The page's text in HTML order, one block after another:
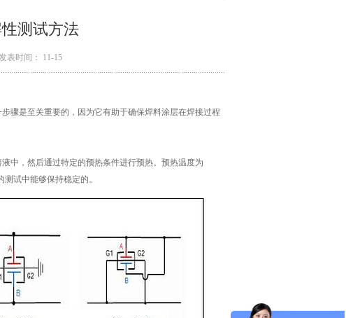
测试方法
表时间： 11-15
骤是至关重要的，因为它有助于确保焊料涂层在焊接过程
中，然后通过特定的预热条件进行预热。预热温度为
试中能够保持稳定的。